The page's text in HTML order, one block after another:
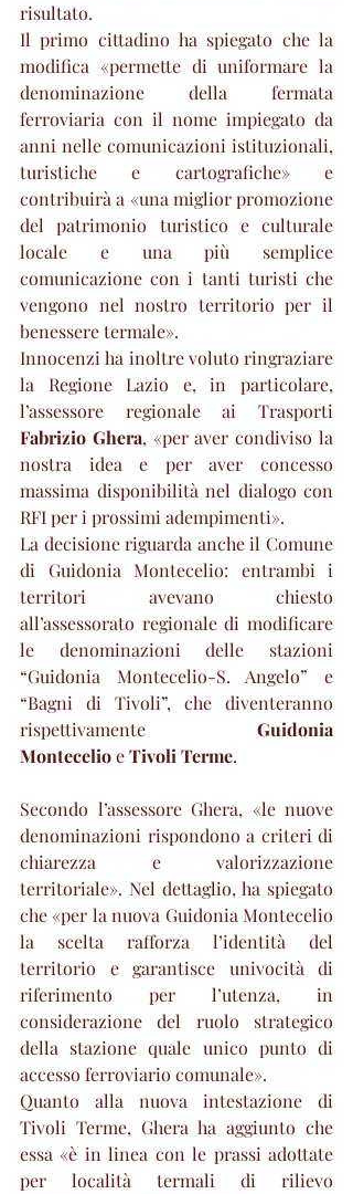
risultato.
Il primo cittadino ha spiegato che la
modifica «permette di uniformare la
denominazione della fermata
ferroviaria con il nome impiegato da
anni nelle comunicazioni istituzionali,
turistiche e cartografiche» e
contribuirà a «una miglior promozione
del patrimonio turistico e culturale
locale e una più semplice
comunicazione con i tanti turisti che
vengono nel nostro territorio per il
benessere termale».
Innocenzi ha inoltre voluto ringraziare
la Regione Lazio e, in particolare,
Fabrizio Ghera, «per aver condiviso la
nostra idea e per aver concesso
massima disponibilità nel dialogo con
RFI per i prossimi adempimenti».
La decisione riguarda anche il Comune
di Guidonia Montecelio: entrambi i
territori avevano chiesto
all’assessorato regionale di modificare
le denominazioni delle stazioni
“Guidonia Montecelio-S. Angelo” e
“Bagni di Tivoli”, che diventeranno
rispettivamente Guidonia
Montecelio e Tivoli Terme.
Secondo l’assessore Ghera, «le nuove
denominazioni rispondono a criteri di
chiarezza e valorizzazione
territoriale». Nel dettaglio, ha spiegato
che «per la nuova Guidonia Montecelio
la scelta rafforza l’identità del
territorio e garantisce univocità di
riferimento per l’utenza, in
considerazione del ruolo strategico
della stazione quale unico punto di
accesso ferroviario comunale».
Quanto alla nuova intestazione di
Tivoli Terme, Ghera ha aggiunto che
essa «è in linea con le prassi adottate
per località termali di rilievo